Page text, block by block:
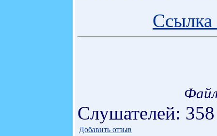
Ссылка
Слушателей:
Добавить отзыв